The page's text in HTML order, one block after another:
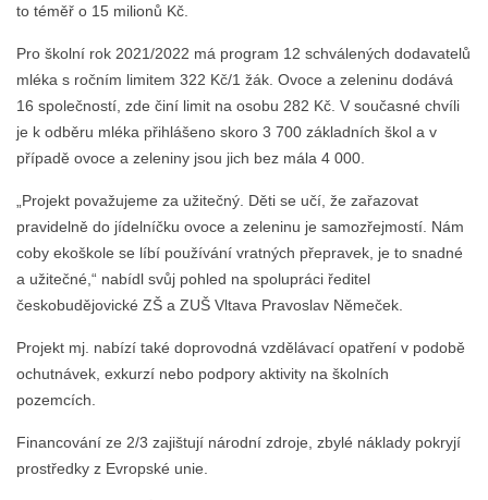
to téměř o 15 milionů Kč.
Pro školní rok 2021/2022 má program 12 schválených dodavatelů
mléka s ročním limitem 322 Kč/1 žák. Ovoce a zeleninu dodává
16 společností, zde činí limit na osobu 282 Kč. V současné chvíli
je k odběru mléka přihlášeno skoro 3 700 základních škol a v
případě ovoce a zeleniny jsou jich bez mála 4 000.
„Projekt považujeme za užitečný. Děti se učí, že zařazovat
pravidelně do jídelníčku ovoce a zeleninu je samozřejmostí. Nám
coby ekoškole se líbí používání vratných přepravek, je to snadné
a užitečné,“ nabídl svůj pohled na spolupráci ředitel
českobudějovické ZŠ a ZUŠ Vltava Pravoslav Němeček.
Projekt mj. nabízí také doprovodná vzdělávací opatření v podobě
ochutnávek, exkurzí nebo podpory aktivity na školních
pozemcích.
Financování ze 2/3 zajištují národní zdroje, zbylé náklady pokryjí
prostředky z Evropské unie.